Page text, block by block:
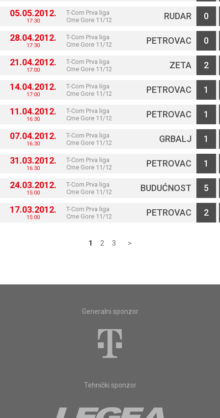
05.05.2012.
17:30
T-Com Prva liga
Crne Gore 11/12
RUDAR 0
28.04.2012.
17:30
T-Com Prva liga
Crne Gore 11/12
PETROVAC 0
21.04.2012.
17:00
T-Com Prva liga
Crne Gore 11/12
ZETA 2
14.04.2012.
17:00
T-Com Prva liga
Crne Gore 11/12
PETROVAC 1
11.04.2012.
16:30
T-Com Prva liga
Crne Gore 11/12
PETROVAC 1
07.04.2012.
16:30
T-Com Prva liga
Crne Gore 11/12
GRBALJ 1
31.03.2012.
16:30
T-Com Prva liga
Crne Gore 11/12
PETROVAC 1
24.03.2012.
15:00
T-Com Prva liga
Crne Gore 11/12
BUDUĆNOST 5
17.03.2012.
15:00
T-Com Prva liga
Crne Gore 11/12
PETROVAC 2
1 2 3 >
Generalni sponzor
Tehnički sponzor